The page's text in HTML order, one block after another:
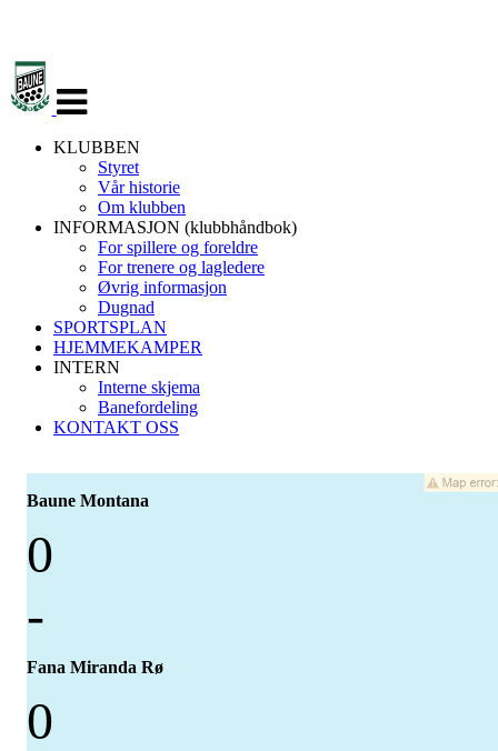
navigasjon
KLUBBEN
Styret
Vår historie
Om klubben
INFORMASJON (klubbhåndbok)
For spillere og foreldre
For trenere og lagledere
Øvrig informasjon
Dugnad
SPORTSPLAN
HJEMMEKAMPER
INTERN
Interne skjema
Banefordeling
KONTAKT OSS
Baune Montana
0
-
Fana Miranda Rø
0